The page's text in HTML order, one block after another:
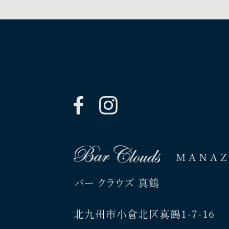
バー クラウズ 真鶴
北九州市小倉北区真鶴1-7-16